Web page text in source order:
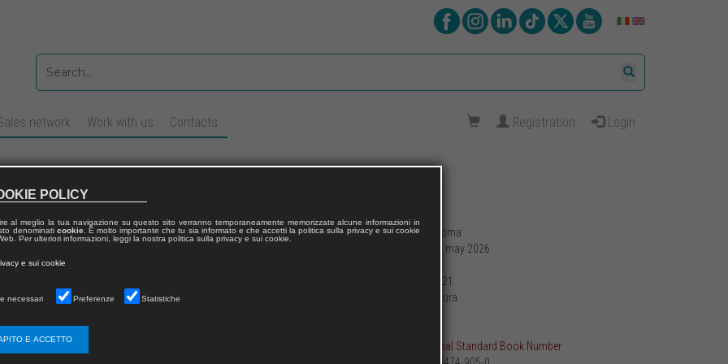
network Work with us Contacts Registration Login
di Collau e Maria
selvatiche della Sardegna
CASULA
Paolo DEIDDA
Publishing place: Roma
22 may 2026
14 x 21
brossura
ISBN International Standard Book Number
POLICY
al meglio la tua navigazione su questo sito verranno temporaneamente memorizzate alcune informazioni in
denominati cookie. È molto importante che tu sia informato e che accetti la politica sulla privacy e sui cookie
Per ulteriori informazioni, leggi la nostra politica sulla privacy e sui cookie.
e sui cookie
necessari Preferenze Statistiche
E ACCETTO